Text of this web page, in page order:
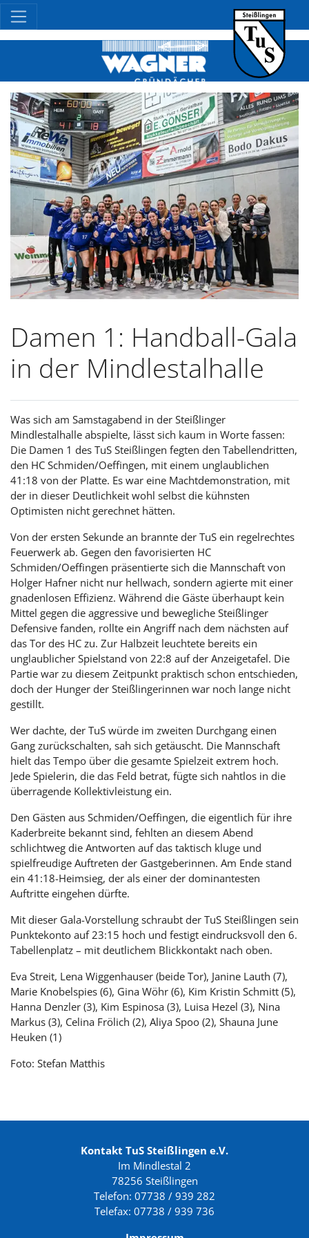
Damen 1: Handball-Gala
in der Mindlestalhalle
Was sich am Samstagabend in der Steißlinger
Mindlestalhalle abspielte, lässt sich kaum in Worte fassen:
Die Damen 1 des TuS Steißlingen fegten den Tabellendritten,
den HC Schmiden/Oeffingen, mit einem unglaublichen
41:18 von der Platte. Es war eine Machtdemonstration, mit
der in dieser Deutlichkeit wohl selbst die kühnsten
Optimisten nicht gerechnet hätten.
Von der ersten Sekunde an brannte der TuS ein regelrechtes
Feuerwerk ab. Gegen den favorisierten HC
Schmiden/Oeffingen präsentierte sich die Mannschaft von
Holger Hafner nicht nur hellwach, sondern agierte mit einer
gnadenlosen Effizienz. Während die Gäste überhaupt kein
Mittel gegen die aggressive und bewegliche Steißlinger
Defensive fanden, rollte ein Angriff nach dem nächsten auf
das Tor des HC zu. Zur Halbzeit leuchtete bereits ein
unglaublicher Spielstand von 22:8 auf der Anzeigetafel. Die
Partie war zu diesem Zeitpunkt praktisch schon entschieden,
doch der Hunger der Steißlingerinnen war noch lange nicht
gestillt.
Wer dachte, der TuS würde im zweiten Durchgang einen
Gang zurückschalten, sah sich getäuscht. Die Mannschaft
hielt das Tempo über die gesamte Spielzeit extrem hoch.
Jede Spielerin, die das Feld betrat, fügte sich nahtlos in die
überragende Kollektivleistung ein.
Den Gästen aus Schmiden/Oeffingen, die eigentlich für ihre
Kaderbreite bekannt sind, fehlten an diesem Abend
schlichtweg die Antworten auf das taktisch kluge und
spielfreudige Auftreten der Gastgeberinnen. Am Ende stand
ein 41:18-Heimsieg, der als einer der dominantesten
Auftritte eingehen dürfte.
Mit dieser Gala-Vorstellung schraubt der TuS Steißlingen sein
Punktekonto auf 23:15 hoch und festigt eindrucksvoll den 6.
Tabellenplatz – mit deutlichem Blickkontakt nach oben.
Eva Streit, Lena Wiggenhauser (beide Tor), Janine Lauth (7),
Marie Knobelspies (6), Gina Wöhr (6), Kim Kristin Schmitt (5),
Hanna Denzler (3), Kim Espinosa (3), Luisa Hezel (3), Nina
Markus (3), Celina Frölich (2), Aliya Spoo (2), Shauna June
Heuken (1)
Foto: Stefan Matthis
Kontakt TuS Steißlingen e.V.
Im Mindlestal 2
78256 Steißlingen
Telefon: 07738 / 939 282
Telefax: 07738 / 939 736